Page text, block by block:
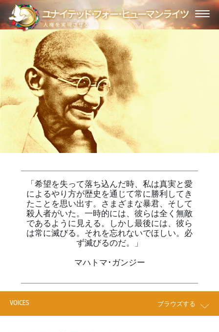
「希望を失って落ち込んだ時、私は真実と愛
によるやり方が歴史を通じて常に勝利してき
たことを思い出す。さまざまな暴君、そして
殺人者がいた。一時的には、彼らは全く無敵
であるように見える。しかし最後には、彼ら
は常に滅びる。それを忘れないでほしい。必
ず滅びるのだ。」
マハトマ･ガンジー
VOICES ブラウズする